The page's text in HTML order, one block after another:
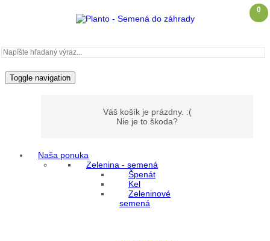
Toggle navigation
0
Váš košík je prázdny. :(
Nie je to škoda?
Naša ponuka
Zelenina - semená
Špenát
Kel
Zeleninové
semená